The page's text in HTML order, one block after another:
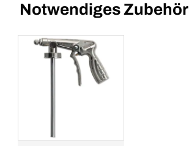
Notwendiges Zubehör